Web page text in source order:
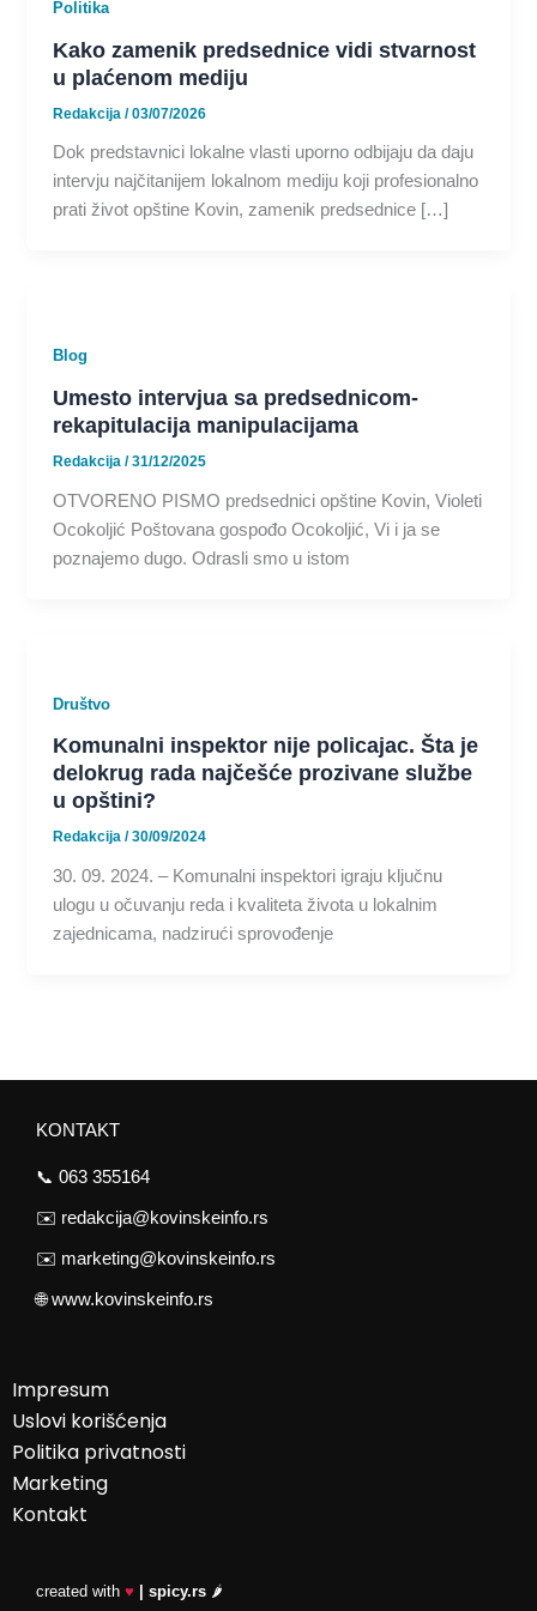
Politika
Kako zamenik predsednice vidi stvarnost
u plaćenom mediju
Redakcija/03/07/2026
Dok predstavnici lokalne vlasti uporno odbijaju da daju
intervju najčitanijem lokalnom mediju koji profesionalno
prati život opštine Kovin, zamenik predsednice […]
Blog
Umesto intervjua sa predsednicom-
rekapitulacija manipulacijama
Redakcija/31/12/2025
OTVORENO PISMO predsednici opštine Kovin, Violeti
Ocokoljić Poštovana gospođo Ocokoljić, Vi i ja se
poznajemo dugo. Odrasli smo u istom
Društvo
Komunalni inspektor nije policajac. Šta je
delokrug rada najčešće prozivane službe
u opštini?
Redakcija/30/09/2024
30. 09. 2024. – Komunalni inspektori igraju ključnu
ulogu u očuvanju reda i kvaliteta života u lokalnim
zajednicama, nadzirući sprovođenje
KONTAKT
📞 063 355164
✉️ redakcija@kovinskeinfo.rs
✉️ marketing@kovinskeinfo.rs
🌐www.kovinskeinfo.rs
Impresum
Uslovi korišćenja
Politika privatnosti
Marketing
Kontakt
created with ♥ | spicy.rs 🌶️